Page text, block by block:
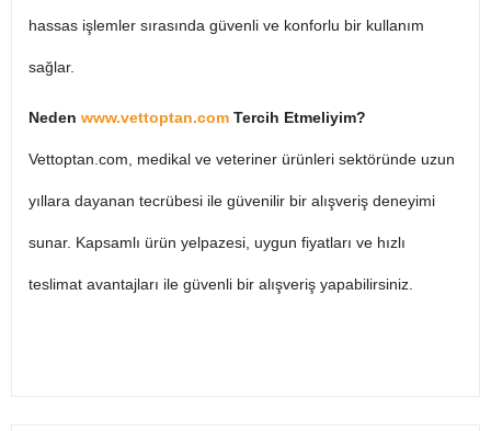
hassas işlemler sırasında güvenli ve konforlu bir kullanım
sağlar​.
Neden www.vettoptan.com Tercih Etmeliyim?
Vettoptan.com, medikal ve veteriner ürünleri sektöründe uzun
yıllara dayanan tecrübesi ile güvenilir bir alışveriş deneyimi
sunar. Kapsamlı ürün yelpazesi, uygun fiyatları ve hızlı
teslimat avantajları ile güvenli bir alışveriş yapabilirsiniz.